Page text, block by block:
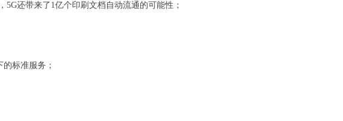
还带来了1亿个印刷文档自动流通的可能性；
标准服务；